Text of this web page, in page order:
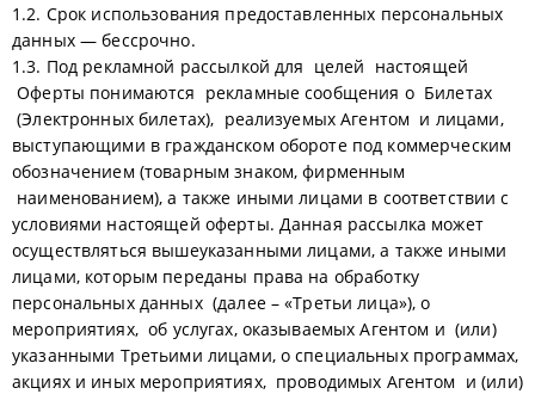
1.2. Срок использования предоставленных персональных
данных — бессрочно.
1.3. Под рекламной рассылкой для целей настоящей
Оферты понимаются рекламные сообщения о Билетах
(Электронных билетах), реализуемых Агентом и лицами,
выступающими в гражданском обороте под коммерческим
обозначением (товарным знаком, фирменным
наименованием), а также иными лицами в соответствии с
условиями настоящей оферты. Данная рассылка может
осуществляться вышеуказанными лицами, а также иными
лицами, которым переданы права на обработку
персональных данных (далее – «Третьи лица»), о
мероприятиях, об услугах, оказываемых Агентом и (или)
указанными Третьими лицами, о специальных программах,
акциях и иных мероприятиях, проводимых Агентом и (или)